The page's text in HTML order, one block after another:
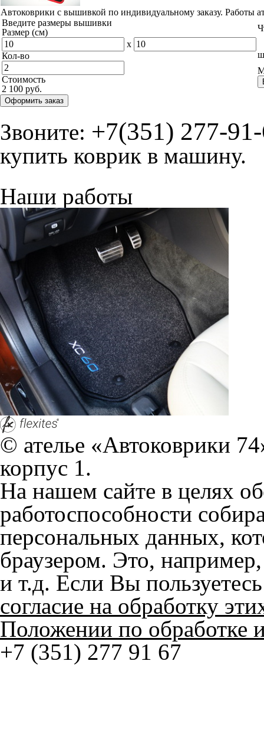
Автоковрики с вышивкой по индивидуальному заказу. Работы
Введите размеры вышивки
Размер (см)
x
Кол-во
Стоимость
2 100 руб.
Оформить заказ
Звоните: +7(351) 277-
купить коврик в машину.
Наши работы
© ателье «Автоковрики
корпус 1.
На нашем сайте в целях
работоспособности
персональных данных,
браузером. Это,
и т.д. Если Вы
согласие на обработку
Положении по обработке
+7 (351) 277 91 67